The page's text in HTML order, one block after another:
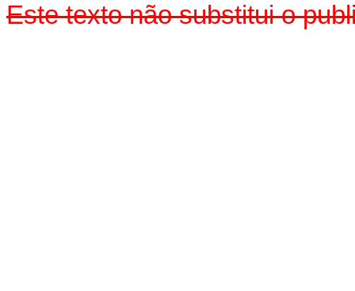
Este texto não substitui o